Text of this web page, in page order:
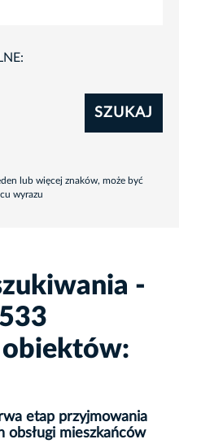
SZUKAJ
lub więcej znaków, może być
wyrazu
-
obiektów:
etap przyjmowania
mieszkańców